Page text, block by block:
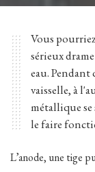
Vous
sérieux
eau.
vaisselle, à
métallique
le faire
L’anode, une tige